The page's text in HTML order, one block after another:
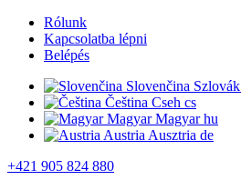
Rólunk
Kapcsolatba lépni
Belépés
Slovenčina Szlovák
Čeština Cseh cs
Magyar Magyar hu
Austria Ausztria de
+421 905 824 880